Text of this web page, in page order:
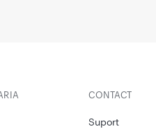
CONTACT
Suport